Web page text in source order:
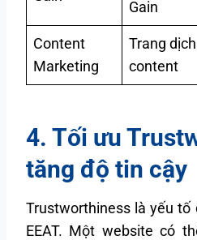
Gain
Content
Marketing
Trang
content
4. Tối ưu
tăng độ tin cậy
Trustworthiness là yếu tố
EEAT. Một website có